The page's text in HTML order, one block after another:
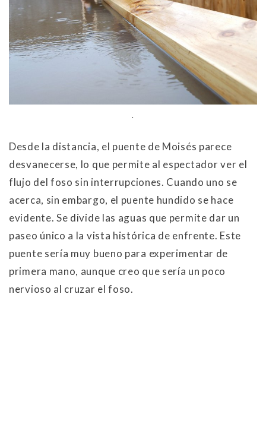
.
Desde la distancia, el puente de Moisés parece
desvanecerse, lo que permite al espectador ver el
flujo del foso sin interrupciones. Cuando uno se
acerca, sin embargo, el puente hundido se hace
evidente. Se divide las aguas que permite dar un
paseo único a la vista histórica de enfrente. Este
puente sería muy bueno para experimentar de
primera mano, aunque creo que sería un poco
nervioso al cruzar el foso.